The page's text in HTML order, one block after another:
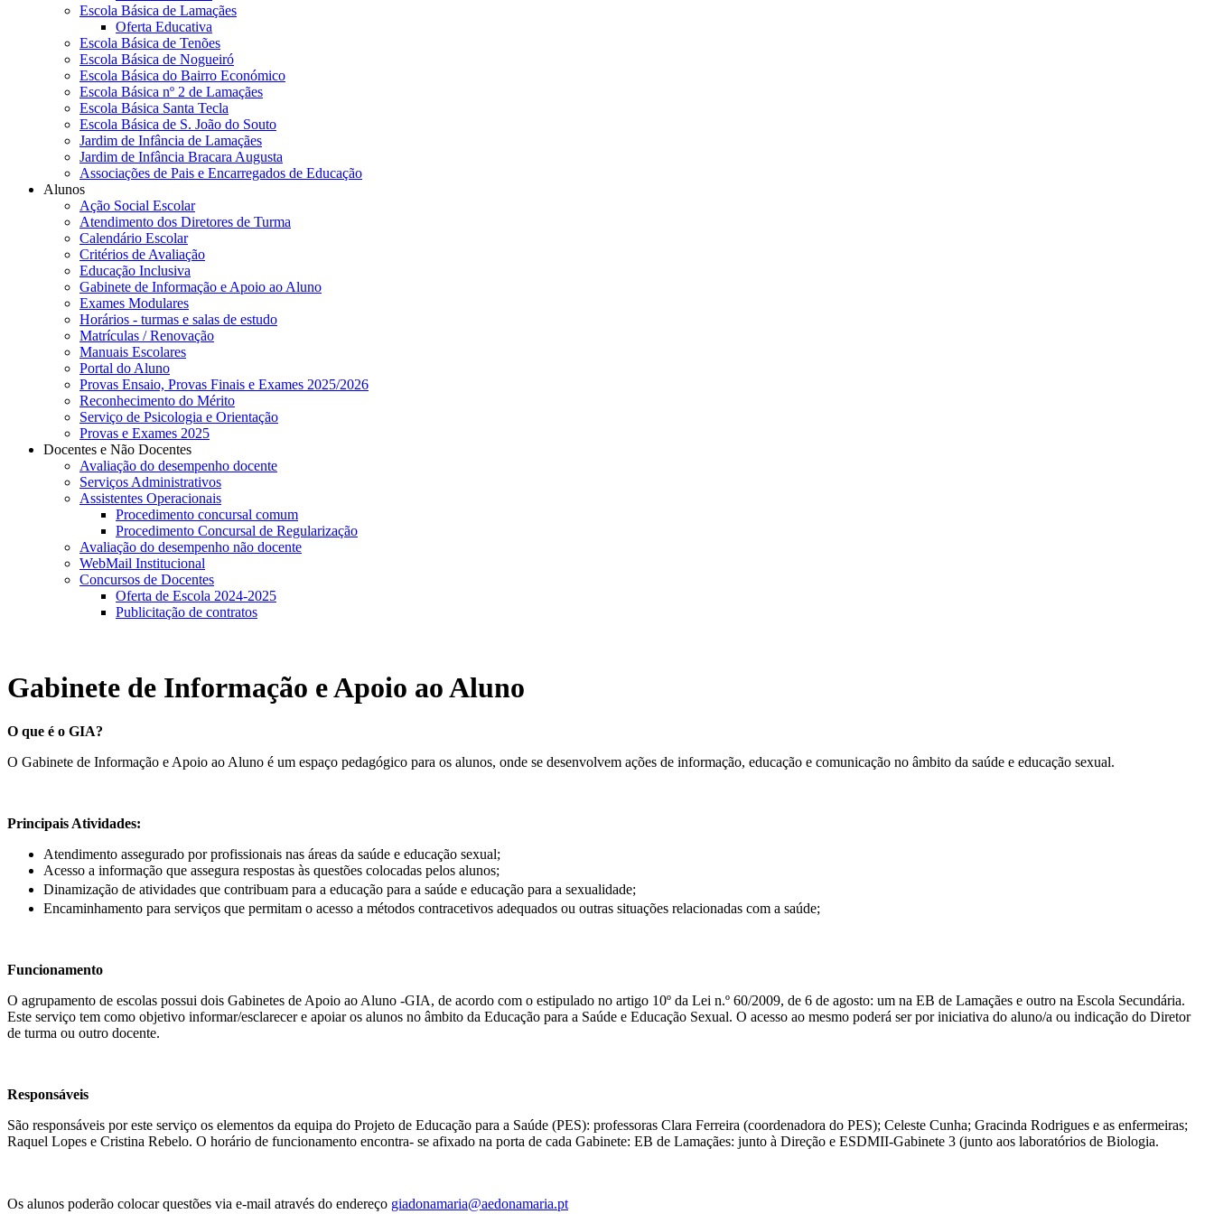
Escola Básica de Lamaçães
Oferta Educativa
Escola Básica de Tenões
Escola Básica de Nogueiró
Escola Básica do Bairro Económico
Escola Básica nº 2 de Lamaçães
Escola Básica Santa Tecla
Escola Básica de S. João do Souto
Jardim de Infância de Lamaçães
Jardim de Infância Bracara Augusta
Associações de Pais e Encarregados de Educação
Alunos
Ação Social Escolar
Atendimento dos Diretores de Turma
Calendário Escolar
Critérios de Avaliação
Educação Inclusiva
Gabinete de Informação e Apoio ao Aluno
Exames Modulares
Horários - turmas e salas de estudo
Matrículas / Renovação
Manuais Escolares
Portal do Aluno
Provas Ensaio, Provas Finais e Exames 2025/2026
Reconhecimento do Mérito
Serviço de Psicologia e Orientação
Provas e Exames 2025
Docentes e Não Docentes
Avaliação do desempenho docente
Serviços Administrativos
Assistentes Operacionais
Procedimento concursal comum
Procedimento Concursal de Regularização
Avaliação do desempenho não docente
WebMail Institucional
Concursos de Docentes
Oferta de Escola 2024-2025
Publicitação de contratos
Gabinete de Informação e Apoio ao Aluno
O que é o GIA?
O Gabinete de Informação e Apoio ao Aluno é um espaço pedagógico para os alunos, onde se desenvolvem ações de informação, educação e comunicação no âmbito da saúde e educação sexual.
Principais Atividades:
Atendimento assegurado por profissionais nas áreas da saúde e educação sexual;
Acesso a informação que assegura respostas às questões colocadas pelos alunos;
Dinamização de atividades que contribuam para a educação para a saúde e educação para a sexualidade;
Encaminhamento para serviços que permitam o acesso a métodos contracetivos adequados ou outras situações relacionadas com a saúde;
Funcionamento
O agrupamento de escolas possui dois Gabinetes de Apoio ao Aluno -GIA, de acordo com o estipulado no artigo 10º da Lei n.º 60/2009, de 6 de agosto: um na EB de Lamaçães e outro na Escola Secundária.
Este serviço tem como objetivo informar/esclarecer e apoiar os alunos no âmbito da Educação para a Saúde e Educação Sexual. O acesso ao mesmo poderá ser por iniciativa do aluno/a ou indicação do Diretor
de turma ou outro docente.
Responsáveis
São responsáveis por este serviço os elementos da equipa do Projeto de Educação para a Saúde (PES): professoras Clara Ferreira (coordenadora do PES); Celeste Cunha; Gracinda Rodrigues e as enfermeiras;
Raquel Lopes e Cristina Rebelo. O horário de funcionamento encontra- se afixado na porta de cada Gabinete: EB de Lamaçães: junto à Direção e ESDMII-Gabinete 3 (junto aos laboratórios de Biologia.
Os alunos poderão colocar questões via e-mail através do endereço giadonamaria@aedonamaria.pt